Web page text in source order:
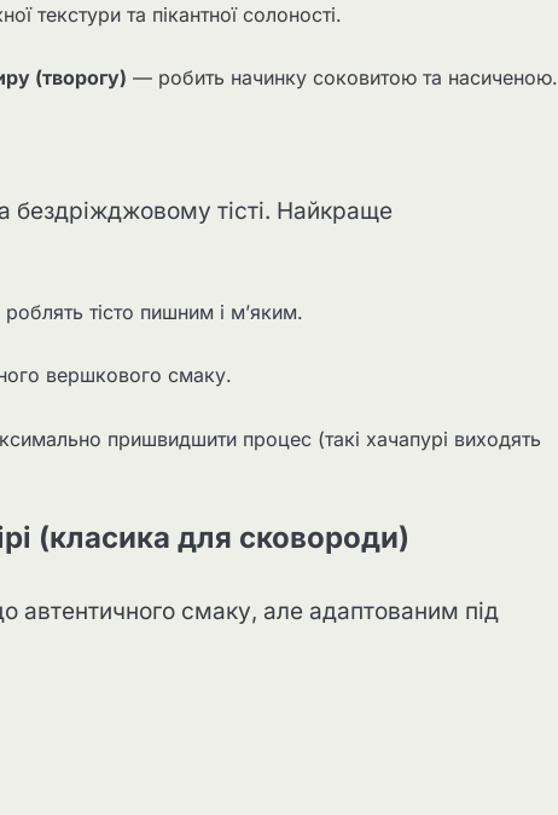
текстури та пікантної солоності.
(творогу) — робить начинку соковитою та насиченою.
бездріжджовому тісті. Найкраще
тісто пишним і м’яким.
вершкового смаку.
пришвидшити процес (такі хачапурі виходять
(класика для сковороди)
смаку, але адаптованим під